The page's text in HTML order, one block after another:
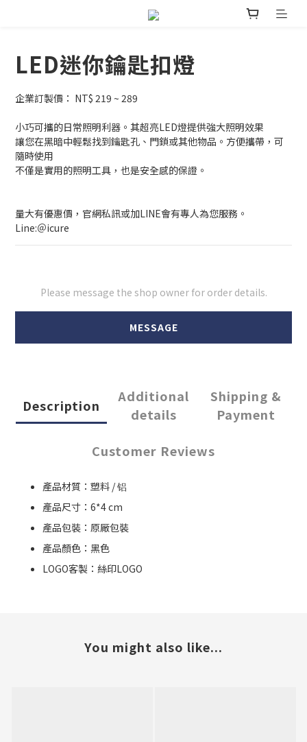
LED迷你鑰匙扣燈
企業訂製價： NT$ 219 ~ 289
小巧可攜的日常照明利器。其超亮LED燈提供強大照明效果
讓您在黑暗中輕鬆找到鑰匙孔、門鎖或其他物品。方便攜帶，可
隨時使用
不僅是實用的照明工具，也是安全感的保證。
量大有優惠價，官網私訊或加LINE會有專人為您服務。
Line:＠icure
Please message the shop owner for order details.
MESSAGE
Description
Additional
details
Shipping &
Payment
Customer Reviews
產品材質：塑料 / 铝
產品尺寸：6*4 cm
產品包裝：原厰包裝
產品顏色：黑色
LOGO客製：絲印LOGO
You might also like...